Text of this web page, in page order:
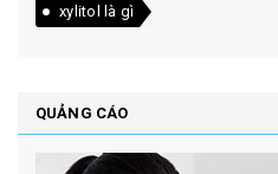
xylitol là gì
QUẢNG CÁO